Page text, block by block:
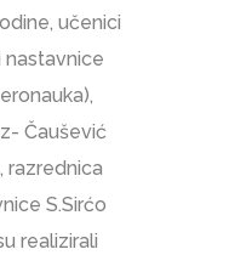
učenici
Čaušević
razrednica
S.Sirćo
realizirali